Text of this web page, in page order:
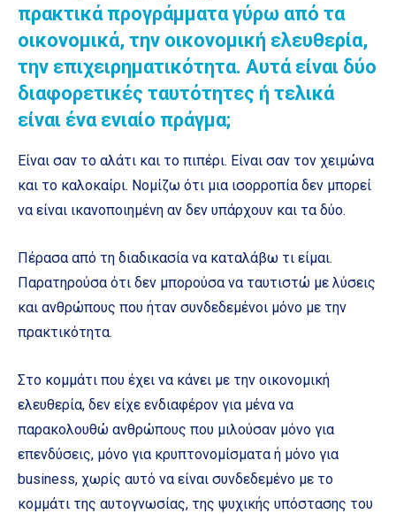
πρακτικά προγράμματα γύρω από τα
οικονομικά, την οικονομική ελευθερία,
την επιχειρηματικότητα. Αυτά είναι δύο
διαφορετικές ταυτότητες ή τελικά
είναι ένα ενιαίο πράγμα;
Είναι σαν το αλάτι και το πιπέρι. Είναι σαν τον χειμώνα
και το καλοκαίρι. Νομίζω ότι μια ισορροπία δεν μπορεί
να είναι ικανοποιημένη αν δεν υπάρχουν και τα δύο.
Πέρασα από τη διαδικασία να καταλάβω τι είμαι.
Παρατηρούσα ότι δεν μπορούσα να ταυτιστώ με λύσεις
και ανθρώπους που ήταν συνδεδεμένοι μόνο με την
πρακτικότητα.
Στο κομμάτι που έχει να κάνει με την οικονομική
ελευθερία, δεν είχε ενδιαφέρον για μένα να
παρακολουθώ ανθρώπους που μιλούσαν μόνο για
επενδύσεις, μόνο για κρυπτονομίσματα ή μόνο για
business, χωρίς αυτό να είναι συνδεδεμένο με το
κομμάτι της αυτογνωσίας, της ψυχικής υπόστασης του